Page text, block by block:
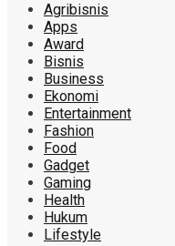
Agribisnis
Apps
Award
Bisnis
Business
Ekonomi
Entertainment
Fashion
Food
Gadget
Gaming
Health
Hukum
Lifestyle